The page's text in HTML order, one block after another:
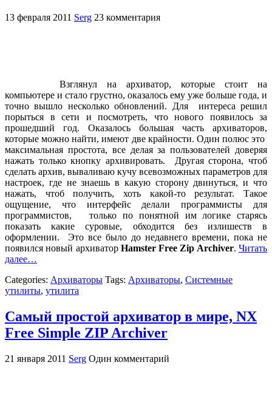
13 февраля 2011 Serg 23 комментария
Взглянул на архиватор, которые стоит на
компьютере и стало грустно, оказалось ему уже больше года, и
точно вышло несколько обновлений. Для интереса решил
порыться в сети и посмотреть, что нового появилось за
прошедший год. Оказалось большая часть архиваторов,
которые можно найти, имеют две крайности. Один полюс это
максимальная простота, все делая за пользователей доверяя
нажать только кнопку архивировать. Другая сторона, чтоб
сделать архив, вываливаю кучу всевозможных параметров для
настроек, где не знаешь в какую сторону двинуться, и что
нажать, чтоб получить, хоть какой-то результат. Такое
ощущение, что интерфейс делали программисты для
программистов, только по понятной им логике старясь
показать какие суровые, обходится без излишеств в
оформлении. Это все было до недавнего времени, пока не
появился новый архиватор Hamster Free Zip Archiver.Читать
далее…
Categories: Архиваторы Tags: Архиваторы, Системные
утилиты, утилита
Самый простой архиватор в мире, NX
Free Simple ZIP Archiver
21 января 2011 Serg Один комментарий